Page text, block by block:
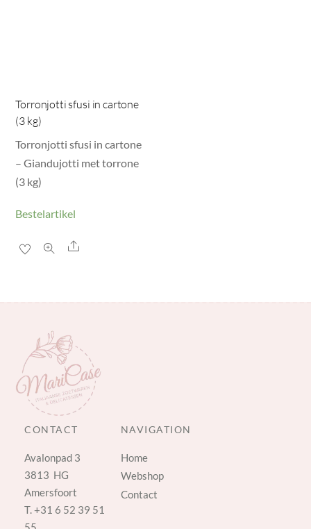
Torronjotti sfusi in cartone
(3 kg)
Torronjotti sfusi in cartone
– Giandujotti met torrone
(3 kg)
Bestelartikel
Share
CONTACT
Avalonpad 3
3813 HG
Amersfoort
T.+31 6 52 39 51
NAVIGATION
Home
Webshop
Contact